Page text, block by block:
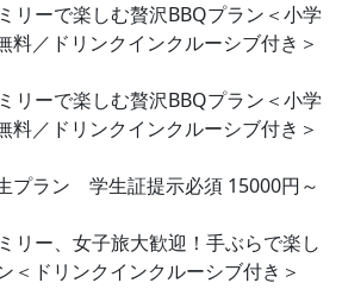
リーで楽しむ贅沢BBQプラン＜小学
料／ドリンクインクルーシブ付き＞
リーで楽しむ贅沢BBQプラン＜小学
料／ドリンクインクルーシブ付き＞
プラン 学生証提示必須 15000円～
リー、女子旅大歓迎！手ぶらで楽し
＜ドリンクインクルーシブ付き＞